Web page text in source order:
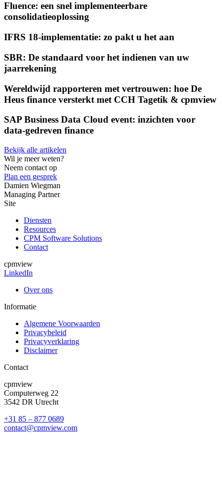
Fluence: een snel implementeerbare
consolidatieoplossing
IFRS 18-implementatie: zo pakt u het aan
SBR: De standaard voor het indienen van uw
jaarrekening
Wereldwijd rapporteren met vertrouwen: hoe De
Heus finance versterkt met CCH Tagetik & cpmview
SAP Business Data Cloud event: inzichten voor
data-gedreven finance
Bekijk alle artikelen
Wil je meer weten?
Neem contact op
Plan een gesprek
Damien Wiegman
Managing Partner
Site
Diensten
Resources
CPM Software Solutions
Contact
cpmview
LinkedIn
Over ons
Informatie
Algemene Voorwaarden
Privacybeleid
Privacyverklaring
Disclaimer
Contact
cpmview
Computerweg 22
3542 DR Utrecht
+31 85 – 877 0689
contact@cpmview.com